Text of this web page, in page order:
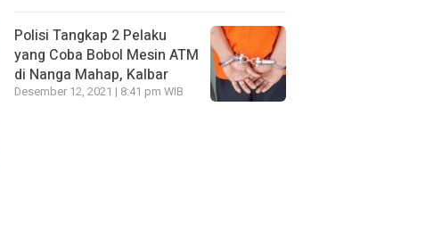
Polisi Tangkap 2 Pelaku
yang Coba Bobol Mesin ATM
di Nanga Mahap, Kalbar
Desember 12, 2021 | 8:41 pm WIB